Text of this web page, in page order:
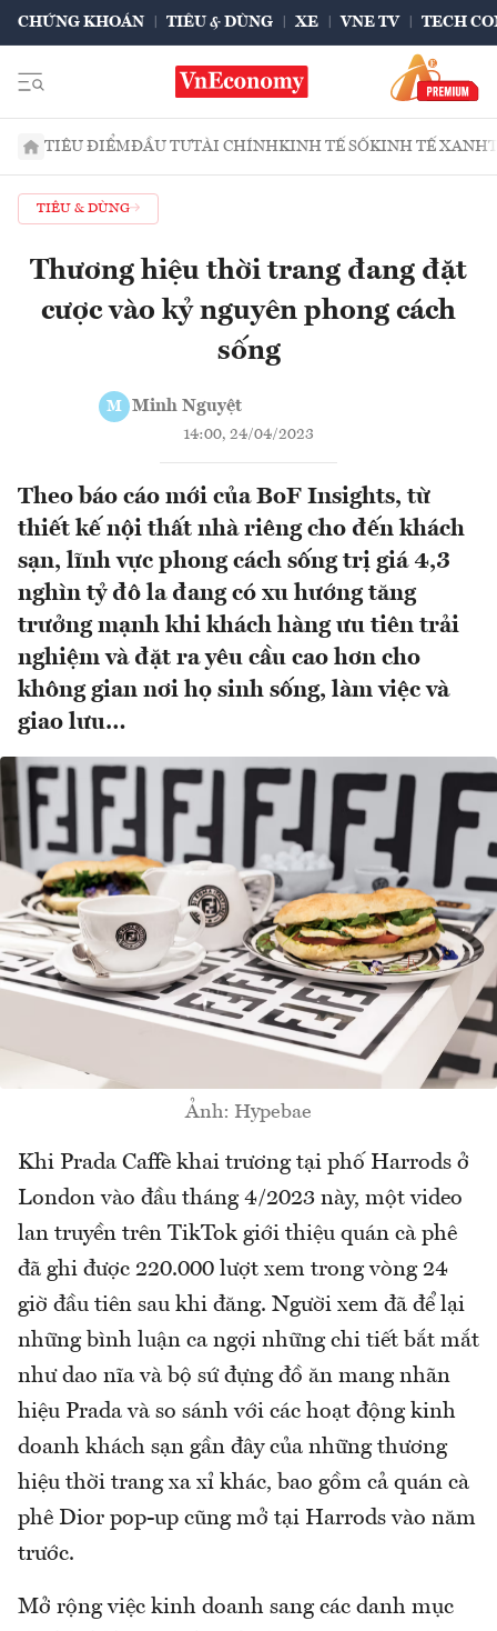
CHỨNG KHOÁN TIÊU & DÙNG XE VNE TV TECH
TIÊU ĐIỂMĐẦU TƯTÀI CHÍNHKINH TẾ SỐKINH TẾ XANH
TIÊU & DÙNG
Thương hiệu thời trang đang đặt
cược vào kỷ nguyên phong cách
sống
M Minh Nguyệt
14:00, 24/04/2023
Theo báo cáo mới của BoF Insights, từ
thiết kế nội thất nhà riêng cho đến khách
sạn, lĩnh vực phong cách sống trị giá 4,3
nghìn tỷ đô la đang có xu hướng tăng
trưởng mạnh khi khách hàng ưu tiên trải
nghiệm và đặt ra yêu cầu cao hơn cho
không gian nơi họ sinh sống, làm việc và
giao lưu…
Ảnh: Hypebae
Khi Prada Caffè khai trương tại phố Harrods ở
London vào đầu tháng 4/2023 này, một video
lan truyền trên TikTok giới thiệu quán cà phê
đã ghi được 220.000 lượt xem trong vòng 24
giờ đầu tiên sau khi đăng. Người xem đã để lại
những bình luận ca ngợi những chi tiết bắt mắt
như dao nĩa và bộ sứ đựng đồ ăn mang nhãn
hiệu Prada và so sánh với các hoạt động kinh
doanh khách sạn gần đây của những thương
hiệu thời trang xa xỉ khác, bao gồm cả quán cà
phê Dior pop-up cũng mở tại Harrods vào năm
trước.
Mở rộng việc kinh doanh sang các danh mục